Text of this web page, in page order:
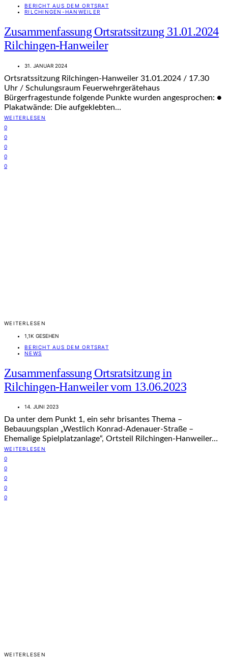
BERICHT AUS DEM ORTSRAT
RILCHINGEN-HANWEILER
Zusammenfassung Ortsratssitzung 31.01.2024
Rilchingen-Hanweiler
31. JANUAR 2024
Ortsratssitzung Rilchingen-Hanweiler 31.01.2024 / 17.30
Uhr / Schulungsraum Feuerwehrgerätehaus
Bürgerfragestunde folgende Punkte wurden angesprochen: ●
Plakatwände: Die aufgeklebten…
WEITERLESEN
0
0
0
0
0
WEITERLESEN
1,1K GESEHEN
BERICHT AUS DEM ORTSRAT
NEWS
Zusammenfassung Ortsratsitzung in
Rilchingen-Hanweiler vom 13.06.2023
14. JUNI 2023
Da unter dem Punkt 1, ein sehr brisantes Thema –
Bebauungsplan „Westlich Konrad-Adenauer-Straße –
Ehemalige Spielplatzanlage“, Ortsteil Rilchingen-Hanweiler…
WEITERLESEN
0
0
0
0
0
WEITERLESEN